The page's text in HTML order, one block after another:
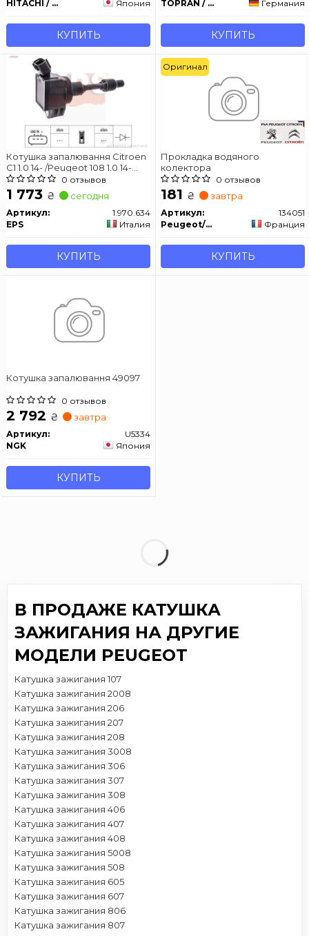
HITACHI / HUCO Япония
КУПИТЬ
TOPRAN / HANS PRIES Германия
КУПИТЬ
Котушка запалювання Citroen
C1 1.0 14- /Peugeot 108 1.0 14-
/Toyota Aygo 14-/Yaris 1.0 18-
0 отзывов
1 773 ₴ сегодня
Артикул:
1.970.634
EPS
Италия
КУПИТЬ
Прокладка водяного
колектора
0 отзывов
181 ₴ завтра
Артикул:
134051
Peugeot/Citroen
Франция
КУПИТЬ
Оригинал
Котушка запалювання 49097
0 отзывов
2 792 ₴ завтра
Артикул:
U5334
NGK
Япония
КУПИТЬ
В ПРОДАЖЕ КАТУШКА
ЗАЖИГАНИЯ НА ДРУГИЕ
МОДЕЛИ PEUGEOT
Катушка зажигания 107
Катушка зажигания 2008
Катушка зажигания 206
Катушка зажигания 207
Катушка зажигания 208
Катушка зажигания 3008
Катушка зажигания 306
Катушка зажигания 307
Катушка зажигания 308
Катушка зажигания 406
Катушка зажигания 407
Катушка зажигания 408
Катушка зажигания 5008
Катушка зажигания 508
Катушка зажигания 605
Катушка зажигания 607
Катушка зажигания 806
Катушка зажигания 807